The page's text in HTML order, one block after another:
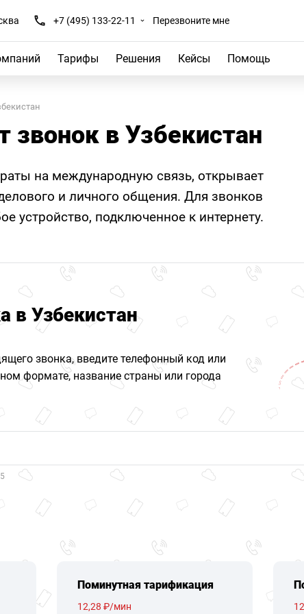
+7 (495) 133-22-11 Перезвоните мне
Тарифы Решения Кейсы Помощь
звонок в Узбекистан
на международную связь, открывает
и личного общения. Для звонков
устройство, подключенное к интернету.
в Узбекистан
звонка, введите телефонный код или
формате, название страны или города
Поминутная тарификация
12,28 ₽/мин